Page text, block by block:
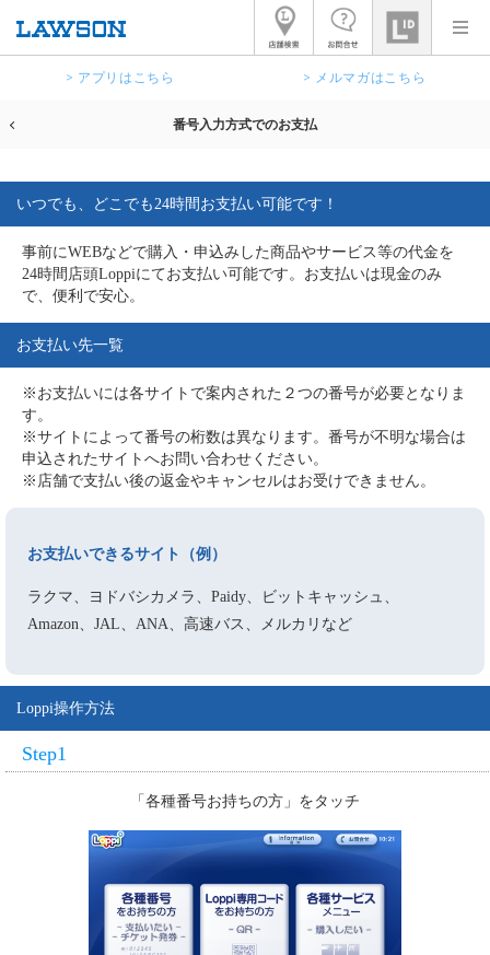
> アプリはこちら > メルマガはこちら
番号入力方式でのお支払
いつでも、どこでも24時間お支払い可能です！
事前にWEBなどで購入・申込みした商品やサービス等の代金を
24時間店頭Loppiにてお支払い可能です。お支払いは現金のみ
で、便利で安心。
お支払い先一覧
※お支払いには各サイトで案内された２つの番号が必要となりま
す。
※サイトによって番号の桁数は異なります。番号が不明な場合は
申込されたサイトへお問い合わせください。
※店舗で支払い後の返金やキャンセルはお受けできません。
お支払いできるサイト（例）
ラクマ、ヨドバシカメラ、Paidy、ビットキャッシュ、
Amazon、JAL、ANA、高速バス、メルカリなど
Loppi操作方法
Step1
「各種番号お持ちの方」をタッチ